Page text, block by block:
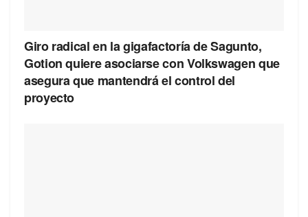
Giro radical en la gigafactoría de Sagunto,
Gotion quiere asociarse con Volkswagen que
asegura que mantendrá el control del
proyecto